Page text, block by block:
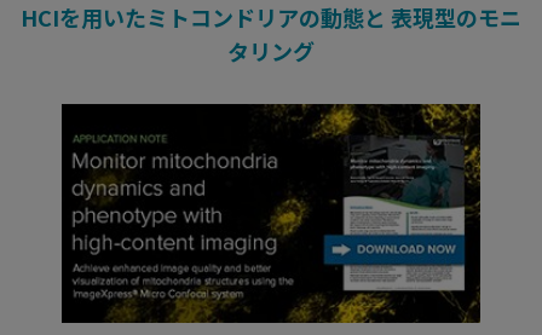
HCIを用いたミトコンドリアの動態と 表現型のモニ
タリング